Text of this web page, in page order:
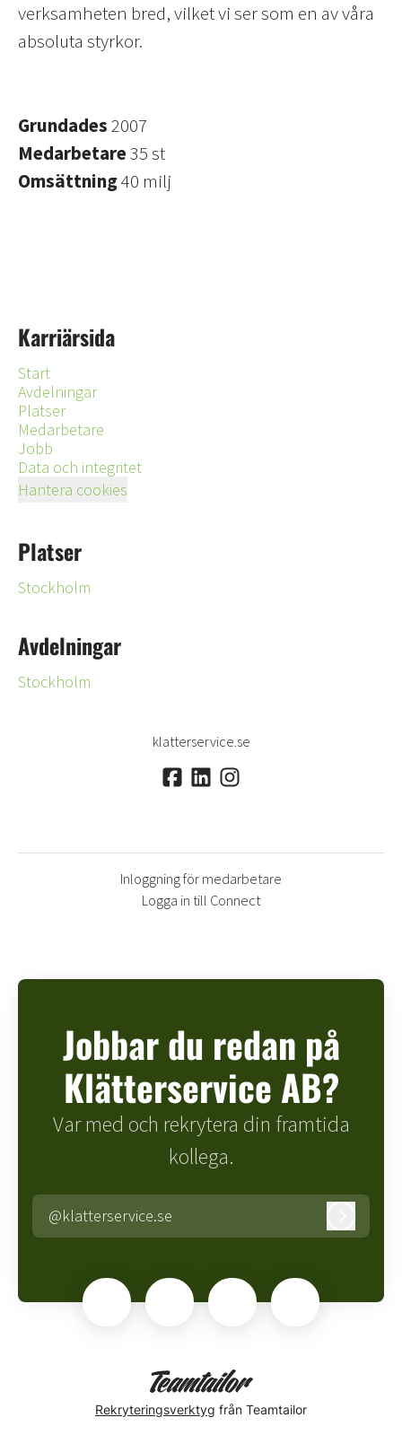
verksamheten bred, vilket vi ser som en av våra
absoluta styrkor.
Grundades2007
Medarbetare35 st
Omsättning40 milj
Karriärsida
Start
Avdelningar
Platser
Medarbetare
Jobb
Data och integritet
Hantera cookies
Platser
Stockholm
Avdelningar
Stockholm
klatterservice.se
Inloggning för medarbetare
Logga in till Connect
Jobbar du redan på
Klätterservice AB?
Var med och rekrytera din framtida
kollega.
@klatterservice.se
Rekryteringsverktyg från Teamtailor